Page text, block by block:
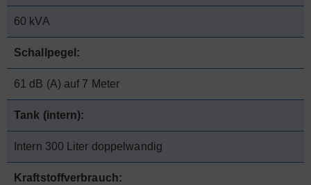
60 kVA
Schallpegel:
61 dB (A) auf 7 Meter
Tank (intern):
Intern 300 Liter doppelwandig
Kraftstoffverbrauch: